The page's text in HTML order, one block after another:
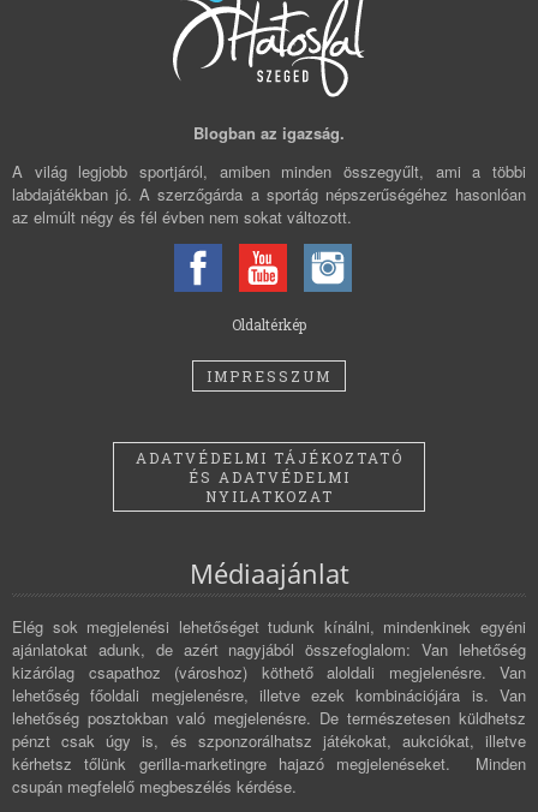
Blogban az igazság.
A világ legjobb sportjáról, amiben minden összegyűlt, ami a többi
labdajátékban jó. A szerzőgárda a sportág népszerűségéhez hasonlóan
az elmúlt négy és fél évben nem sokat változott.
Oldaltérkép
IMPRESSZUM
ADATVÉDELMI TÁJÉKOZTATÓ
ÉS ADATVÉDELMI
NYILATKOZAT
Médiaajánlat
Elég sok megjelenési lehetőséget tudunk kínálni, mindenkinek egyéni
ajánlatokat adunk, de azért nagyjából összefoglalom: Van lehetőség
kizárólag csapathoz (városhoz) köthető aloldali megjelenésre. Van
lehetőség főoldali megjelenésre, illetve ezek kombinációjára is. Van
lehetőség posztokban való megjelenésre. De természetesen küldhetsz
pénzt csak úgy is, és szponzorálhatsz játékokat, aukciókat, illetve
kérhetsz tőlünk gerilla-marketingre hajazó megjelenéseket. Minden
csupán megfelelő megbeszélés kérdése.